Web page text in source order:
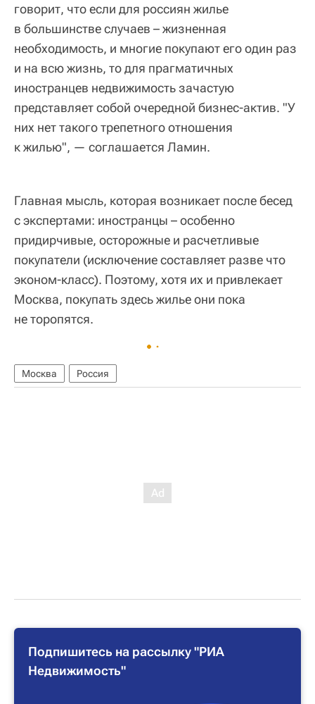
говорит, что если для россиян жилье
в большинстве случаев – жизненная
необходимость, и многие покупают его один раз
и на всю жизнь, то для прагматичных
иностранцев недвижимость зачастую
представляет собой очередной бизнес-актив. "У
них нет такого трепетного отношения
к жилью", — соглашается Ламин.
Главная мысль, которая возникает после бесед
с экспертами: иностранцы – особенно
придирчивые, осторожные и расчетливые
покупатели (исключение составляет разве что
эконом-класс). Поэтому, хотя их и привлекает
Москва, покупать здесь жилье они пока
не торопятся.
Москва Россия
Подпишитесь на рассылку "РИА
Недвижимость"